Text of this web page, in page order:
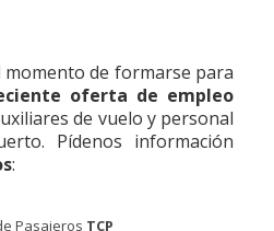
momento de formarse para
oferta de empleo
de vuelo y personal
Pídenos información
:
Pasajeros TCP